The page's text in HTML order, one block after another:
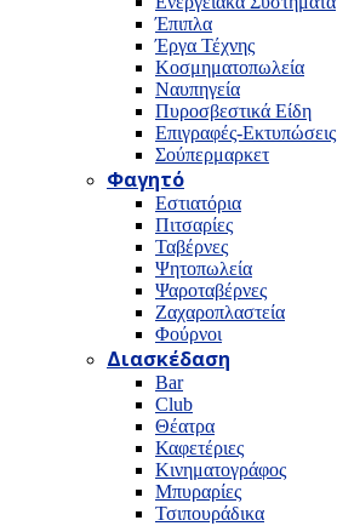
Έπιπλα
Έργα Τέχνης
Κοσμηματοπωλεία
Ναυπηγεία
Πυροσβεστικά Είδη
Επιγραφές-Εκτυπώσεις
Σούπερμαρκετ
Φαγητό
Εστιατόρια
Πιτσαρίες
Ταβέρνες
Ψητοπωλεία
Ψαροταβέρνες
Ζαχαροπλαστεία
Φούρνοι
Διασκέδαση
Bar
Club
Θέατρα
Καφετέριες
Κινηματογράφος
Μπυραρίες
Τσιπουράδικα